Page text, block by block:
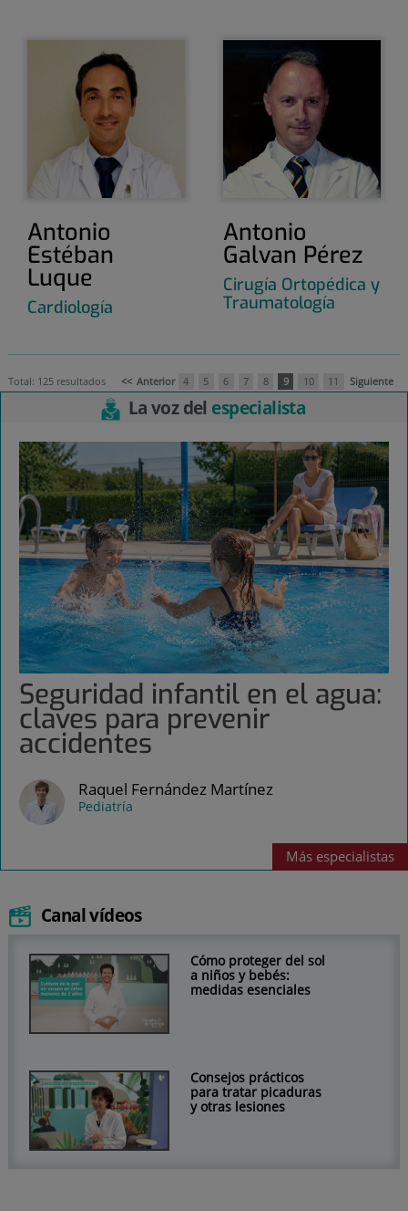
Antonio
Estéban
Luque
Cardiología
Antonio
Galvan Pérez
Cirugía Ortopédica y
Traumatología
Total: 125 resultados << Anterior 4 5 6 7 8 9 10 11 Siguiente
La voz del especialista
Seguridad infantil en el agua:
claves para prevenir
accidentes
Raquel Fernández Martínez
Pediatría
Más especialistas
Canal vídeos
Cómo proteger del sol
a niños y bebés:
medidas esenciales
Consejos prácticos
para tratar picaduras
y otras lesiones